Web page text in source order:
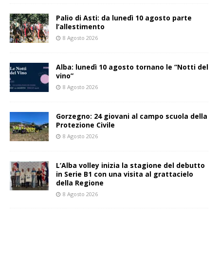
Palio di Asti: da lunedì 10 agosto parte
l’allestimento
8 Agosto 2026
Alba: lunedì 10 agosto tornano le “Notti del
vino”
8 Agosto 2026
Gorzegno: 24 giovani al campo scuola della
Protezione Civile
8 Agosto 2026
L’Alba volley inizia la stagione del debutto
in Serie B1 con una visita al grattacielo
della Regione
8 Agosto 2026